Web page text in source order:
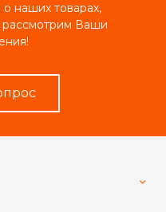
наших товарах,
рассмотрим Ваши